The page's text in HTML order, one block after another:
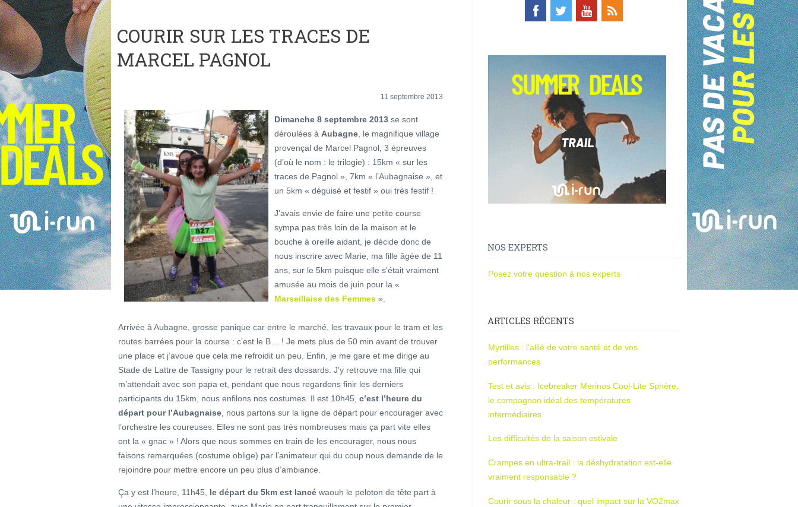
COURIR SUR LES TRACES DE
MARCEL PAGNOL
11 septembre 2013
Dimanche 8 septembre 2013 se sont
déroulées à Aubagne , le magnifique village
provençal de Marcel Pagnol, 3 épreuves
(d’où le nom : le trilogie) : 15km « sur les
traces de Pagnol », 7km « l’Aubagnaise », et
un 5km « déguisé et festif » oui très festif !
J’avais envie de faire une petite course
sympa pas très loin de la maison et le
bouche à oreille aidant, je décide donc de
nous inscrire avec Marie, ma fille âgée de 11
ans, sur le 5km puisque elle s’était vraiment
amusée au mois de juin pour la «
Marseillaise des Femmes ».
Arrivée à Aubagne, grosse panique car entre le marché, les travaux pour le tram et les
routes barrées pour la course : c’est le B… ! Je mets plus de 50 min avant de trouver
une place et j’avoue que cela me refroidit un peu. Enfin, je me gare et me dirige au
Stade de Lattre de Tassigny pour le retrait des dossards. J’y retrouve ma fille qui
m’attendait avec son papa et, pendant que nous regardons finir les derniers
participants du 15km, nous enfilons nos costumes. Il est 10h45, c’est l’heure du
départ pour l’Aubagnaise , nous partons sur la ligne de départ pour encourager avec
l’orchestre les coureuses. Elles ne sont pas très nombreuses mais ça part vite elles
ont la « gnac » ! Alors que nous sommes en train de les encourager, nous nous
faisons remarquées (costume oblige) par l’animateur qui du coup nous demande de le
rejoindre pour mettre encore un peu plus d’ambiance.
Ça y est l’heure, 11h45, le départ du 5km est lancé waouh le peloton de tête part à
NOS EXPERTS
Posez votre question à nos experts
ARTICLES RÉCENTS
Myrtilles : l’allié de votre santé et de vos
performances
Test et avis : Icebreaker Merinos Cool-Lite Sphère,
le compagnon idéal des températures
intermédiaires
Les difficultés de la saison estivale
Crampes en ultra-trail : la déshydratation est-elle
vraiment responsable ?
Courir sous la chaleur : quel impact sur la VO2max